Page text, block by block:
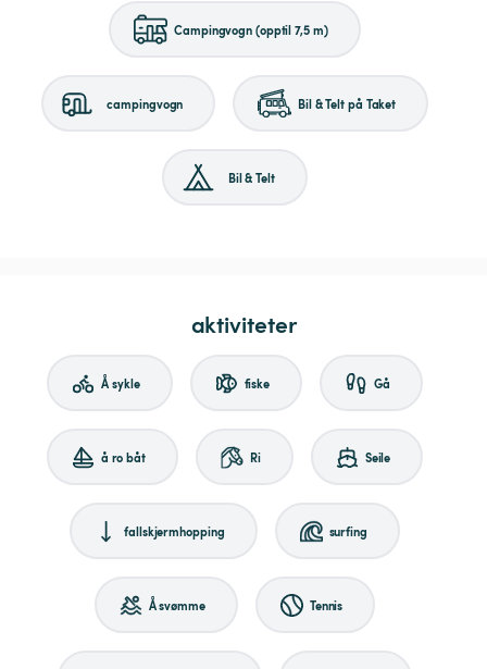
Campingvogn (opptil 7,5 m)
campingvogn Bil & Telt på Taket
Bil & Telt
aktiviteter
Å sykle fiske Gå
å ro båt Ri Seile
fallskjermhopping surfing
Å svømme Tennis